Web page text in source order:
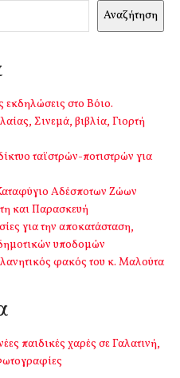
Αναζήτηση
στο Βόιο.
Σινεμά, βιβλία, Γιορτή
ταϊστρών-ποτιστρών για
Αδέσποτων Ζώων
και Παρασκευή
για την αποκατάσταση,
υποδομών
φακός του κ. Μαλούτα
παιδικές χαρές σε Γαλατινή,